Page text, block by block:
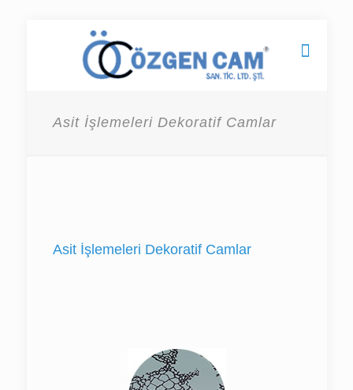
Asit İşlemeleri Dekoratif Camlar
Asit İşlemeleri Dekoratif Camlar